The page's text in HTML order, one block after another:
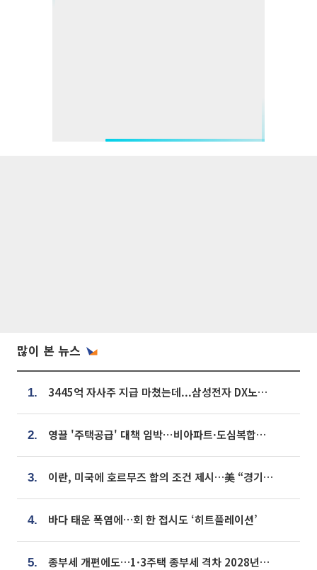
많이 본 뉴스
1. 3445억 자사주 지급 마쳤는데...삼성전자 DX노조, 뒤늦은 '떼쓰기 집회'
2. 영끌 '주택공급' 대책 임박⋯비아파트·도심복합까지 총동원
3. 이란, 미국에 호르무즈 합의 조건 제시…美 “경기 아직 안 끝나” [종합]
4. 바다 태운 폭염에…회 한 접시도 ‘히트플레이션’
5. 종부세 개편에도…1·3주택 종부세 격차 2028년부터 확대